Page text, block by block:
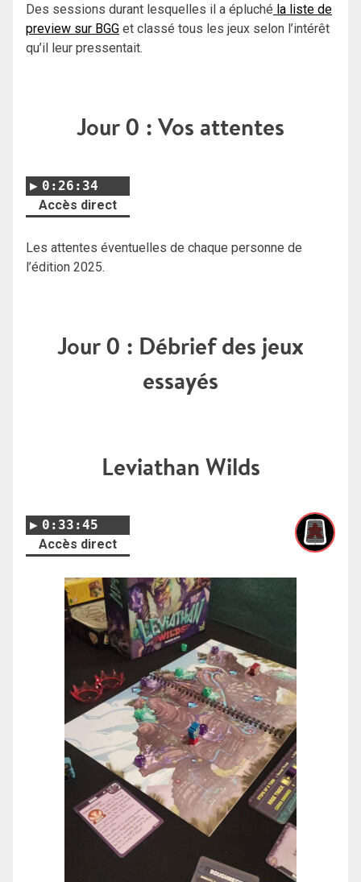
Des sessions durant lesquelles il a épluché la liste de
preview sur BGG et classé tous les jeux selon l’intérêt
qu’il leur pressentait.
Jour 0 : Vos attentes
0:26:34
Accès direct
Les attentes éventuelles de chaque personne de
l’édition 2025.
Jour 0 : Débrief des jeux
essayés
Leviathan Wilds
0:33:45
Accès direct